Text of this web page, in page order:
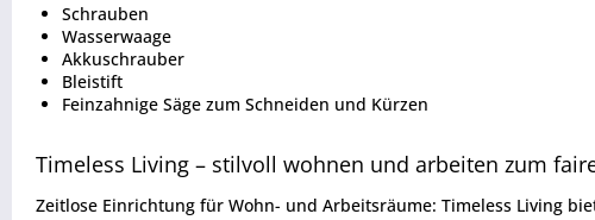
Schrauben
Wasserwaage
Akkuschrauber
Bleistift
Feinzahnige Säge zum Schneiden und Kürzen
Timeless Living – stilvoll wohnen und arbeiten zum
Zeitlose Einrichtung für Wohn- und Arbeitsräume: Timeless Living